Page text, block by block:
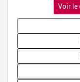
Voir le